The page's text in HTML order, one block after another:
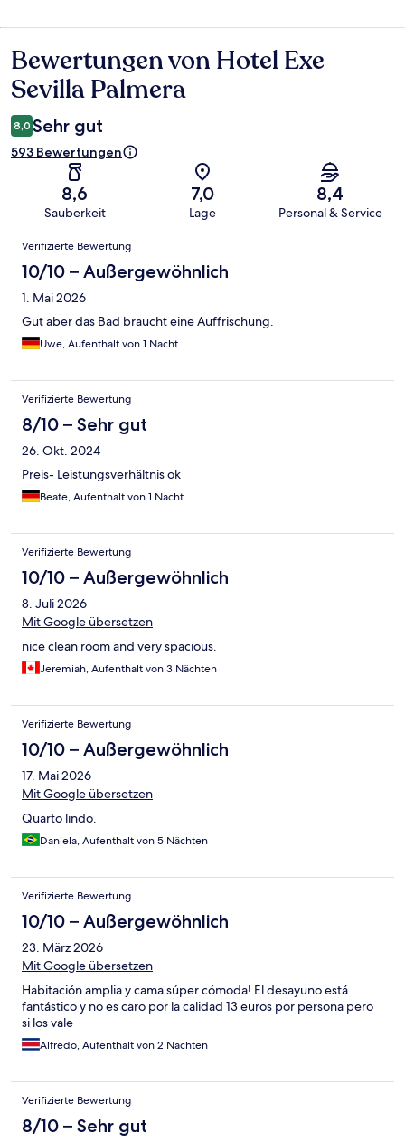
Bewertungen
Bewertungen von Hotel Exe
Sevilla Palmera
8,0 Sehr gut
593 Bewertungen
8,6
Sauberkeit
7,0
Lage
8,4
Personal & Service
Bewertungen
Verifizierte Bewertung
10/10 – Außergewöhnlich
1. Mai 2026
Gut aber das Bad braucht eine Auffrischung.
Uwe, Aufenthalt von 1 Nacht
Verifizierte Bewertung
8/10 – Sehr gut
26. Okt. 2024
Preis- Leistungsverhältnis ok
Beate, Aufenthalt von 1 Nacht
Verifizierte Bewertung
10/10 – Außergewöhnlich
8. Juli 2026
Mit Google übersetzen
nice clean room and very spacious.
Jeremiah, Aufenthalt von 3 Nächten
Verifizierte Bewertung
10/10 – Außergewöhnlich
17. Mai 2026
Mit Google übersetzen
Quarto lindo.
Daniela, Aufenthalt von 5 Nächten
Verifizierte Bewertung
10/10 – Außergewöhnlich
23. März 2026
Mit Google übersetzen
Habitación amplia y cama súper cómoda! El desayuno está
fantástico y no es caro por la calidad 13 euros por persona pero
si los vale
Alfredo, Aufenthalt von 2 Nächten
Verifizierte Bewertung
8/10 – Sehr gut